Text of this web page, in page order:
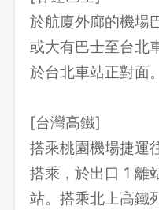
於航廈外廊的機場
或大有巴士至台北
於台北車站正對面。
[台灣高鐵]
搭乘桃園機場捷運
搭乘，於出口 1 離
站。搭乘北上高鐵